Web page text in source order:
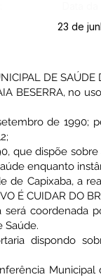
23 de
DE SAÚDE
BESERRA, no
de 1990;
que dispõe
enquanto
de Capixaba, a
É CUIDAR DO
coordenada
Saúde.
dispondo